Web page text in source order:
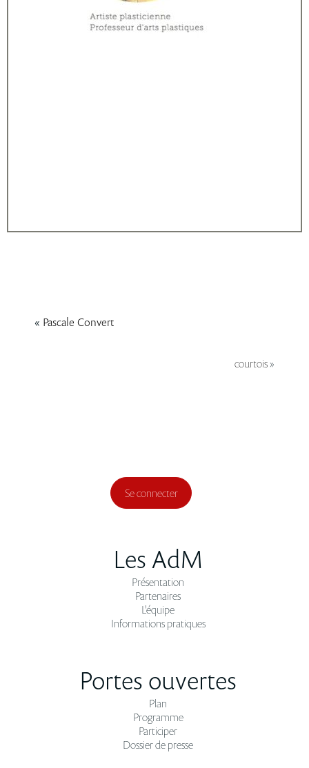
« Pascale Convert
courtois»
Se connecter
Les AdM
Présentation
Partenaires
L'équipe
Informations pratiques
Portes ouvertes
Plan
Programme
Participer
Dossier de presse